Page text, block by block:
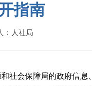
指南
：人社局
社会保障局的政府信息